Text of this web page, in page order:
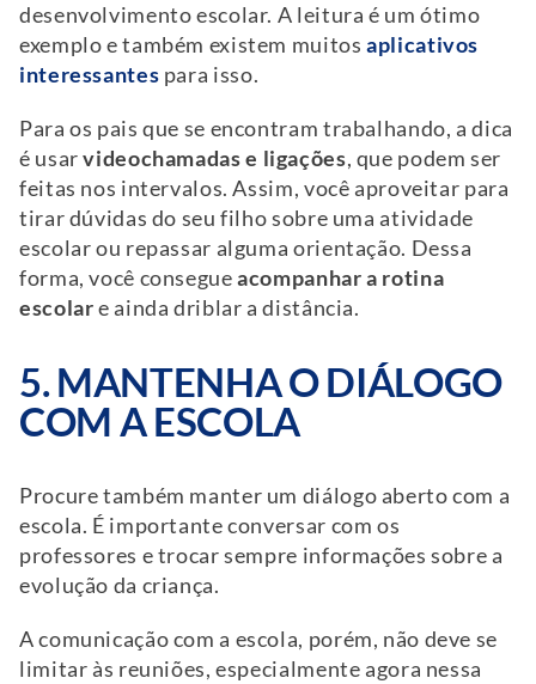
desenvolvimento escolar. A leitura é um ótimo
exemplo e também existem muitosaplicativos
interessantes para isso.
Para os pais que se encontram trabalhando, a dica
é usarvideochamadas e ligações, que podem ser
feitas nos intervalos. Assim, você aproveitar para
tirar dúvidas do seu filho sobre uma atividade
escolar ou repassar alguma orientação. Dessa
forma, você consegueacompanhar a rotina
escolare ainda driblar a distância.
5. MANTENHA O DIÁLOGO
COM A ESCOLA
Procure também manter um diálogo aberto com a
escola. É importante conversar com os
professores e trocar sempre informações sobre a
evolução da criança.
A comunicação com a escola, porém, não deve se
limitar às reuniões, especialmente agora nessa